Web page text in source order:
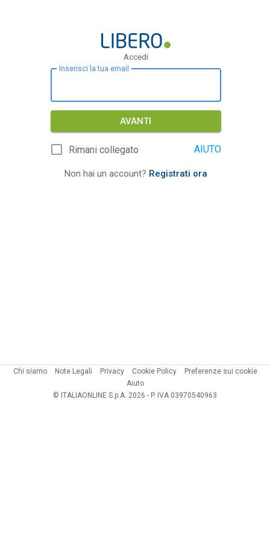
Accedi
Inserisci la tua email
AVANTI
Rimani collegato AIUTO
Non hai un account? Registrati ora
Chi siamo Note Legali Privacy Cookie Policy
Preferenze sui cookie
Aiuto
© ITALIAONLINE S.p.A. 2026 - P. IVA 03970540963